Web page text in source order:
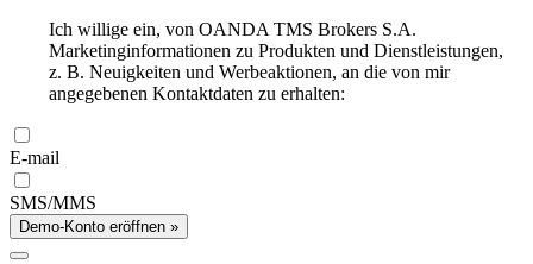
Ich willige ein, von OANDA TMS Brokers S.A.
Marketinginformationen zu Produkten und Dienstleistungen,
z. B. Neuigkeiten und Werbeaktionen, an die von mir
angegebenen Kontaktdaten zu erhalten:
E-mail
SMS/MMS
Demo-Konto eröffnen »